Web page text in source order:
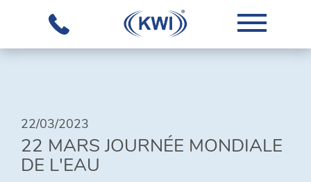
NOTRE
SAVOIR-
FAIRE
22/03/2023
22 MARS JOURNÉE MONDIALE
DE L'EAU